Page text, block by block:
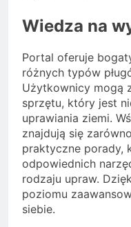
Wiedza na
Portal oferuje
różnych typów
Użytkownicy mogą
sprzętu, który jest
uprawiania ziemi.
znajdują się
praktyczne porady,
odpowiednich
rodzaju upraw.
poziomu
siebie.